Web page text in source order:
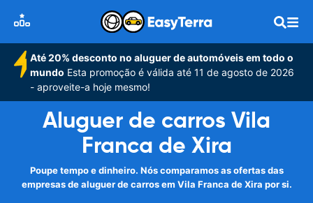
Até 20% desconto no aluguer de automóveis em todo o
mundo Esta promoção é válida até 11 de agosto de 2026
- aproveite-a hoje mesmo!
Aluguer de carros Vila
Franca de Xira
Poupe tempo e dinheiro. Nós comparamos as ofertas das
empresas de aluguer de carros em Vila Franca de Xira por si.